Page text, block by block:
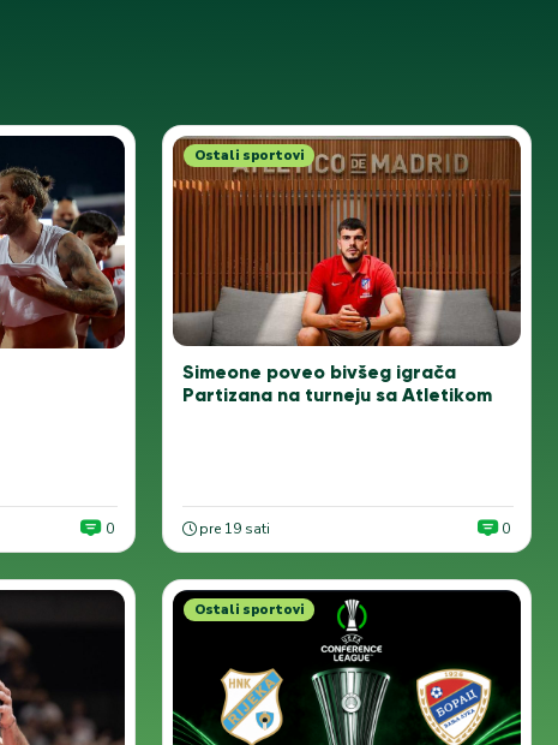
0
Ostali sportovi
Simeone poveo bivšeg igrača
Partizana na turneju sa Atletikom
pre 19 sati 0
Ostali sportovi